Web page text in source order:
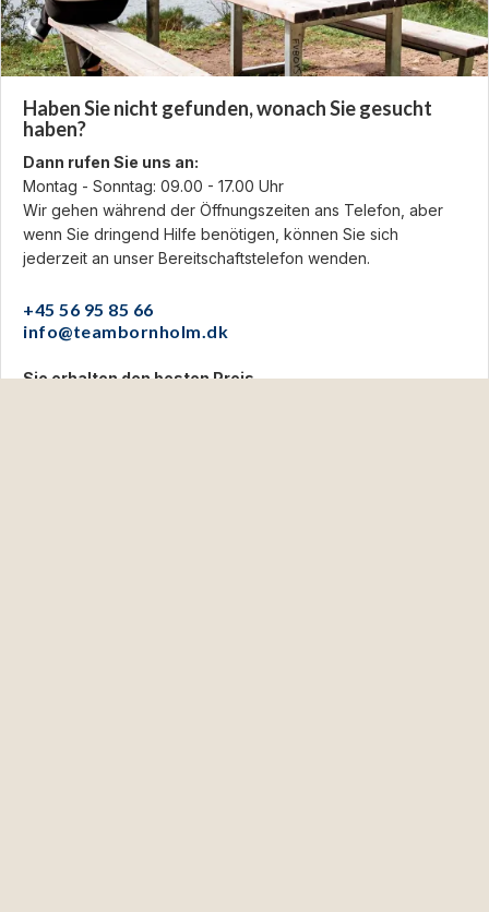
Haben Sie nicht gefunden, wonach Sie gesucht
haben?
Dann rufen Sie uns an:
Montag - Sonntag: 09.00 - 17.00 Uhr
Wir gehen während der Öffnungszeiten ans Telefon, aber
wenn Sie dringend Hilfe benötigen, können Sie sich
jederzeit an unser Bereitschaftstelefon wenden.
+45 56 95 85 66
info@teambornholm.dk
Sie erhalten den besten Preis